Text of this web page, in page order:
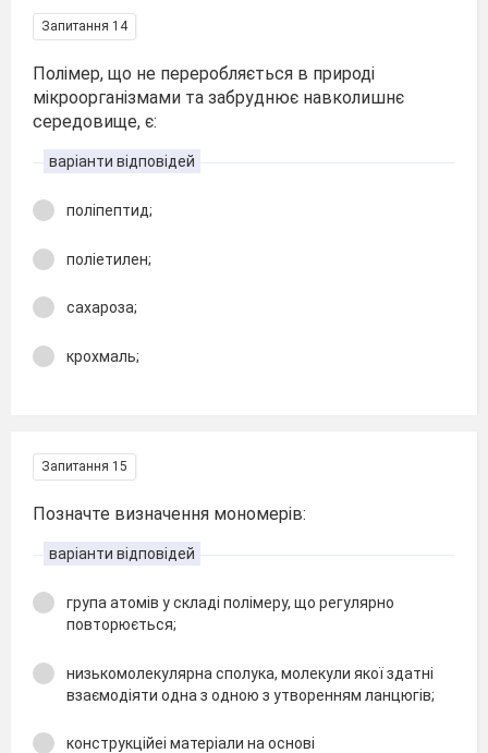
Запитання 14
Полімер, що не переробляється в природі
мікроорганізмами та забруднює навколишнє
середовище, є:
варіанти відповідей
поліпептид;
поліетилен;
сахароза;
крохмаль;
Запитання 15
Позначте визначення мономерів:
варіанти відповідей
група атомів у складі полімеру, що регулярно
повторюється;
низькомолекулярна сполука, молекули якої здатні
взаємодіяти одна з одною з утворенням ланцюгів;
конструкційеі матеріали на основі